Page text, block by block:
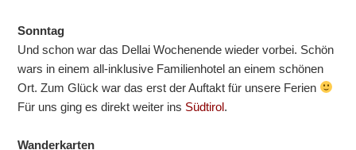
Sonntag
Und schon war das Dellai Wochenende wieder vorbei. Schön
wars in einem all-inklusive Familienhotel an einem schönen
Ort. Zum Glück war das erst der Auftakt für unsere Ferien
Für uns ging es direkt weiter ins Südtirol.
Wanderkarten